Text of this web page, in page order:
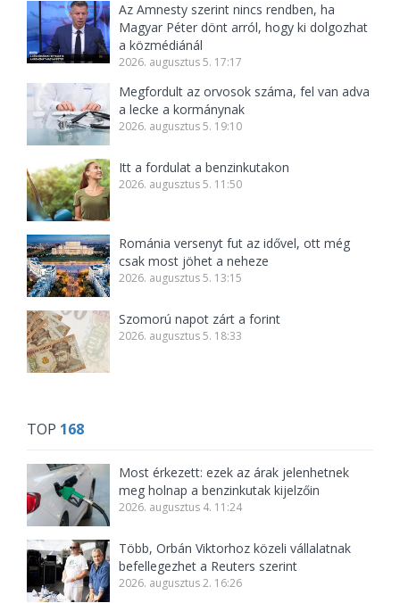
Az Amnesty szerint nincs rendben, ha
Magyar Péter dönt arról, hogy ki dolgozhat
a közmédiánál
2026. augusztus 5. 17:17
Megfordult az orvosok száma, fel van adva
a lecke a kormánynak
2026. augusztus 5. 19:10
Itt a fordulat a benzinkutakon
2026. augusztus 5. 11:50
Románia versenyt fut az idővel, ott még
csak most jöhet a neheze
2026. augusztus 5. 13:15
Szomorú napot zárt a forint
2026. augusztus 5. 18:33
TOP 168
Most érkezett: ezek az árak jelenhetnek
meg holnap a benzinkutak kijelzőin
2026. augusztus 4. 11:24
Több, Orbán Viktorhoz közeli vállalatnak
befellegezhet a Reuters szerint
2026. augusztus 2. 16:26